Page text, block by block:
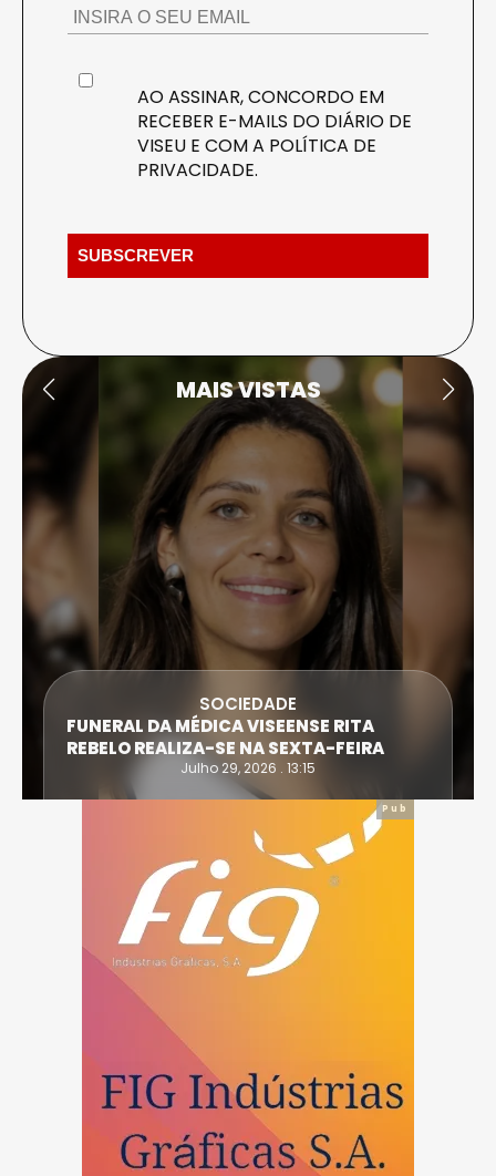
AO ASSINAR, CONCORDO EM
RECEBER E-MAILS DO DIÁRIO DE
VISEU E COM A POLÍTICA DE
PRIVACIDADE.
MAIS VISTAS
SOCIEDADE
FUNERAL DA MÉDICA VISEENSE RITA
REBELO REALIZA-SE NA SEXTA-FEIRA
Julho 29, 2026 . 13:15
Pub